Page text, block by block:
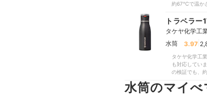
約67℃で温か
プせんの中せ
する1本です。
トラベラー
タケヤ化学工
水筒
3.97
タケヤ化学工
も対応してい
の検証でも、
水筒のマイべ